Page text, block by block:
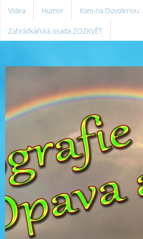
Videa Humor Kam na Dovolenou
Zahrádkářská osada ZOZKVĚT